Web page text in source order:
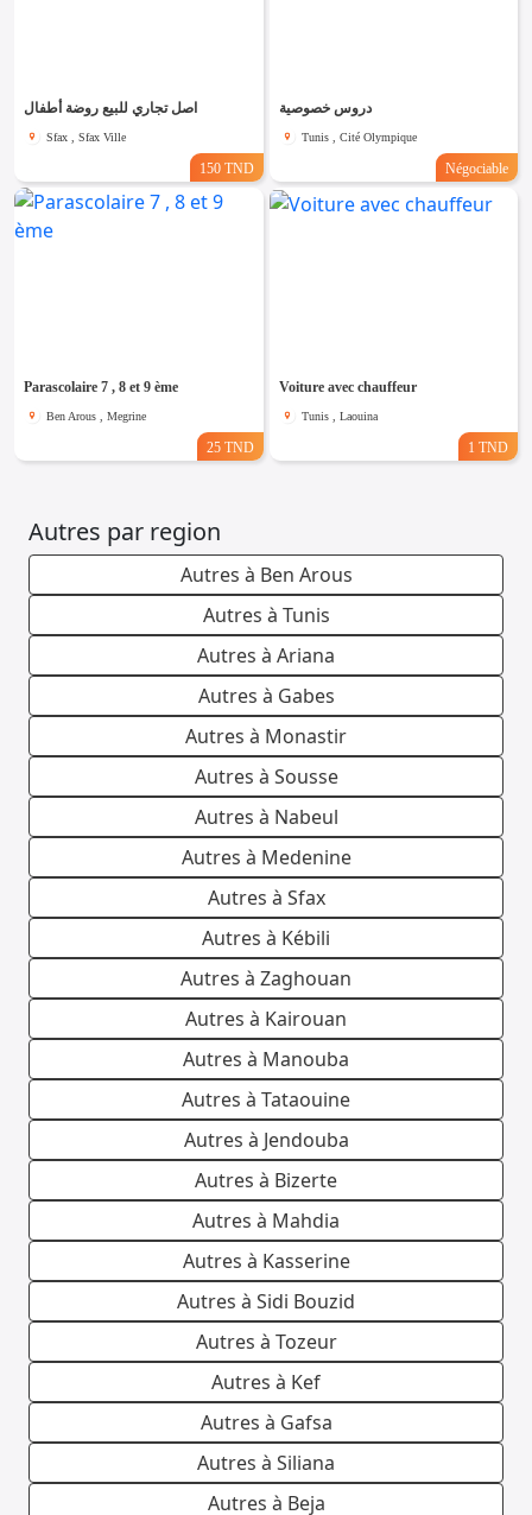
اصل تجاري للبيع روضة أطفال
Sfax , Sfax Ville
150 TND
دروس خصوصية
Tunis , Cité Olympique
Négociable
Parascolaire 7 , 8 et 9 ème
Ben Arous , Megrine
25 TND
Voiture avec chauffeur
Tunis , Laouina
1 TND
Autres par region
Autres à Ben Arous
Autres à Tunis
Autres à Ariana
Autres à Gabes
Autres à Monastir
Autres à Sousse
Autres à Nabeul
Autres à Medenine
Autres à Sfax
Autres à Kébili
Autres à Zaghouan
Autres à Kairouan
Autres à Manouba
Autres à Tataouine
Autres à Jendouba
Autres à Bizerte
Autres à Mahdia
Autres à Kasserine
Autres à Sidi Bouzid
Autres à Tozeur
Autres à Kef
Autres à Gafsa
Autres à Siliana
Autres à Beja